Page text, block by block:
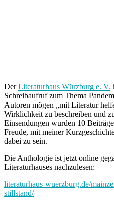
DerLiteraturhaus Würzburg e. V.
Schreibaufruf zum Thema
Autoren mögen „mit Literatur
Wirklichkeit zu beschreiben und
Einsendungen wurden 10
Freude, mit meiner
dabei zu sein.
Die Anthologie ist jetzt online
Literaturhauses nachzulesen:
literaturhaus-wuerzburg.de/
stillstand/